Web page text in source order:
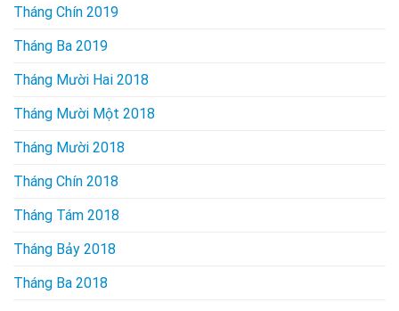
Tháng Chín 2019
Tháng Ba 2019
Tháng Mười Hai 2018
Tháng Mười Một 2018
Tháng Mười 2018
Tháng Chín 2018
Tháng Tám 2018
Tháng Bảy 2018
Tháng Ba 2018